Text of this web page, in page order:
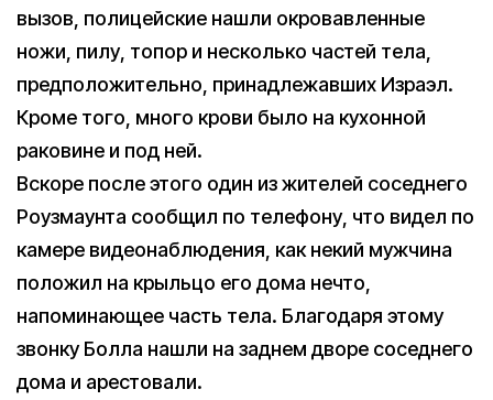
вызов, полицейские нашли окровавленные
ножи, пилу, топор и несколько частей тела,
предположительно, принадлежавших Израэл.
Кроме того, много крови было на кухонной
раковине и под ней.
Вскоре после этого один из жителей соседнего
Роузмаунта сообщил по телефону, что видел по
камере видеонаблюдения, как некий мужчина
положил на крыльцо его дома нечто,
напоминающее часть тела. Благодаря этому
звонку Болла нашли на заднем дворе соседнего
дома и арестовали.